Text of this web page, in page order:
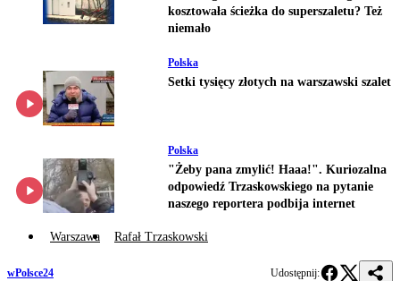
kosztowała ścieżka do superszaletu? Też
niemało
Polska
Setki tysięcy złotych na warszawski szalet
Polska
"Żeby pana zmylić! Haaa!". Kuriozalna
odpowiedź Trzaskowskiego na pytanie
naszego reportera podbija internet
Warszawa Rafał Trzaskowski
wPolsce24 Udostępnij: